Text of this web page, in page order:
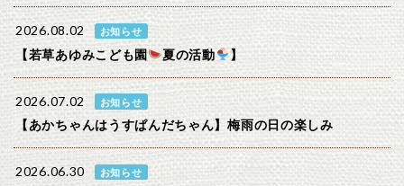
2026.08.02 お知らせ
【若草あゆみこども園 夏の活動 】
2026.07.02 お知らせ
【あかちゃんはうすぱんだちゃん】梅雨の日の楽しみ
2026.06.30 お知らせ